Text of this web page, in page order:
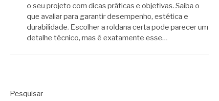
o seu projeto com dicas práticas e objetivas. Saiba o
que avaliar para garantir desempenho, estética e
durabilidade. Escolher a roldana certa pode parecer um
detalhe técnico, mas é exatamente esse…
Pesquisar